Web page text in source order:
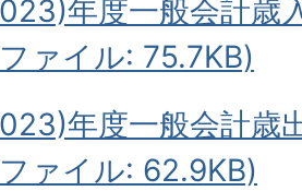
年度一般会計歳
ァイル: 75.7KB)
年度一般会計歳
ァイル: 62.9KB)